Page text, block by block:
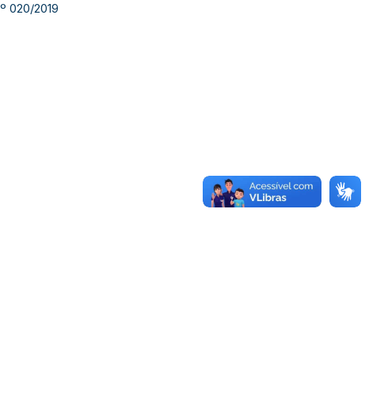
020/2019